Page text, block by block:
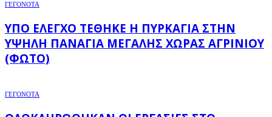
ΓΕΓΟΝΟΤΑ
ΥΠΌ ΈΛΕΓΧΟ ΤΈΘΗΚΕ Η ΠΥΡΚΑΓΙΆ ΣΤΗΝ
ΥΨΗΛΉ ΠΑΝΑΓΙΆ ΜΕΓΆΛΗΣ ΧΏΡΑΣ ΑΓΡΙΝΊΟΥ
(ΦΩΤΌ)
ΓΕΓΟΝΟΤΑ